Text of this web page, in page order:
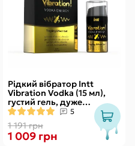
Рідкий вібратор Intt
Vibration Vodka (15 мл),
густий гель, дуже
смачний, діє до 30 хвилин
5
1 191 грн
1 009 грн